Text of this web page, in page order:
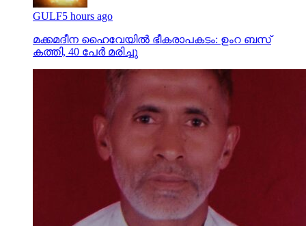
GULF5 hours ago
മക്കമദീന ഹൈവേയില്‍ ഭീകരാപകടം: ഉംറ ബസ്
കത്തി, 40 പേര്‍ മരിച്ചു